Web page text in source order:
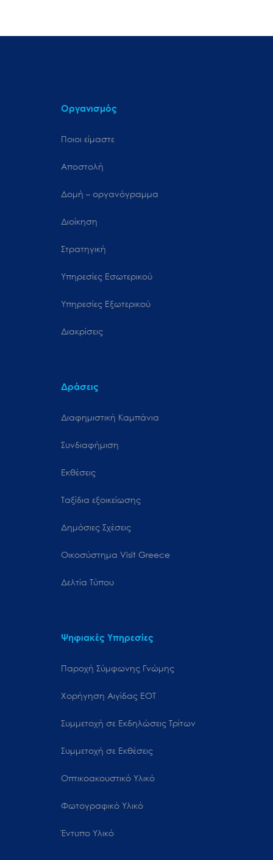
Οργανισμός
Ποιοι είμαστε
Αποστολή
Δομή – οργανόγραμμα
Διοίκηση
Στρατηγική
Υπηρεσίες Εσωτερικού
Υπηρεσίες Εξωτερικού
Διακρίσεις
Δράσεις
Διαφημιστική Καμπάνια
Συνδιαφήμιση
Εκθέσεις
Ταξίδια εξοικείωσης
Δημόσιες Σχέσεις
Oικοσύστημα Visit Greece
Δελτία Τύπου
Ψηφιακές Υπηρεσίες
Παροχή Σύμφωνης Γνώμης
Χορήγηση Αιγίδας ΕΟΤ
Συμμετοχή σε Εκδηλώσεις Τρίτων
Συμμετοχή σε Εκθέσεις
Οπτικοακουστικό Υλικό
Φωτογραφικό Υλικό
Έντυπο Υλικό